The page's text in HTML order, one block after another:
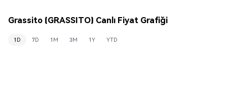
Grassito (GRASSITO) Canlı Fiyat Grafiği
1D 7D 1M 3M 1Y YTD